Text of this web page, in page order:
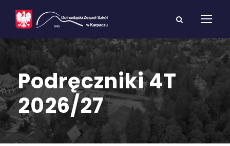
Podręczniki 4T
2026/27